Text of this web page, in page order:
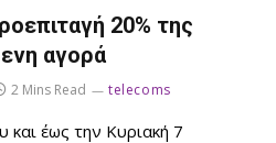
20% της
αγορά
2 Mins Read telecoms
και έως την Κυριακή 7